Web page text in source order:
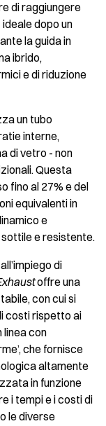
di raggiungere
dopo un
la guida in
ibrido,
e di riduzione
un tubo
interne,
di vetro - non
Questa
fino al 27% e del
equivalenti in
e
sottile e resistente.
di
offre una
con cui si
costi rispetto ai
linea con
che fornisce
altamente
in funzione
i tempi e i costi di
le diverse